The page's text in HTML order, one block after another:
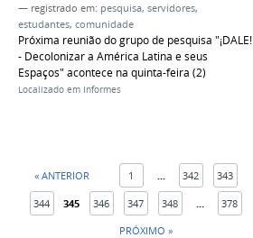
— registrado em: pesquisa, servidores,
estudantes, comunidade
Próxima reunião do grupo de pesquisa "¡DALE!
- Decolonizar a América Latina e seus
Espaços" acontece na quinta-feira (2)
Localizado em Informes
« ANTERIOR 1 342 343
344 345 346 347 348
378
PRÓXIMO »